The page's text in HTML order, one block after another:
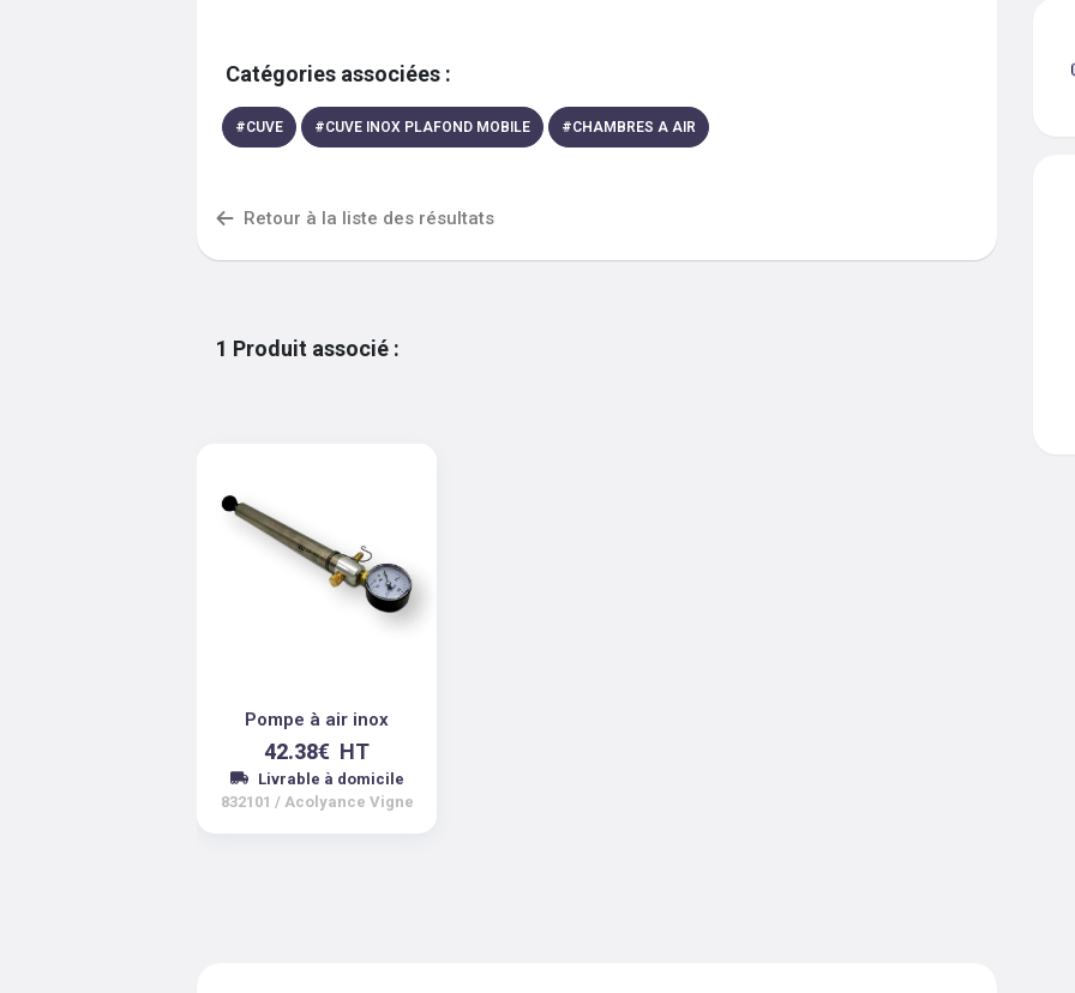
Catégories associées :
#CUVE #CUVE INOX PLAFOND MOBILE #CHAMBRES A AIR
Retour à la liste des résultats
1 Produit associé :
Pompe à air inox
42.38€ HT
Livrable à domicile
832101 / Acolyance Vigne